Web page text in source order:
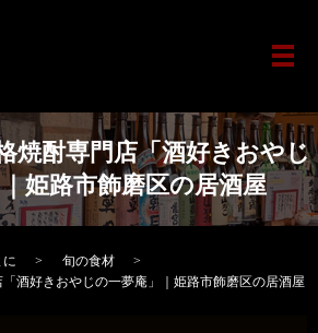
メ
焼酎専門店「酒好きおやじ
姫路市飾磨区の居酒屋
に
旬の食材
「酒好きおやじの一夢庵」｜姫路市飾磨区の居酒屋